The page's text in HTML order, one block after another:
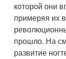
которой они
примеряя их
прошло. На
развитие